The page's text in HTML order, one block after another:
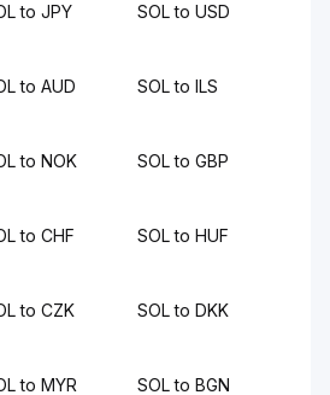
to JPY SOL to USD
to AUD SOL to ILS
to NOK SOL to GBP
to CHF SOL to HUF
to CZK SOL to DKK
to MYR SOL to BGN